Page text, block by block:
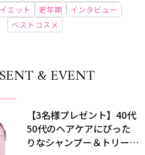
エット 更年期
インタビュー
ベストコスメ
& EVENT
【3名様プレゼント】40代
50代のヘアケアにぴった
りなシャンプー＆トリート